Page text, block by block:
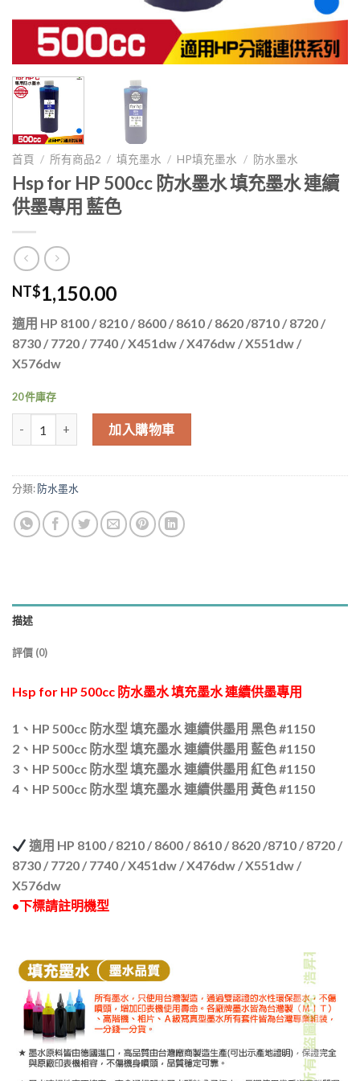
首頁 / 所有商品2 / 填充墨水 / HP填充墨水 / 防水墨水
Hsp for HP 500cc 防水墨水 填充墨水 連續
供墨專用 藍色
NT$1,150.00
適用 HP 8100 / 8210 / 8600 / 8610 / 8620 /8710 / 8720 /
8730 / 7720 / 7740 / X451dw / X476dw / X551dw /
X576dw
20 件庫存
Hsp for HP 500cc 防水墨水 填充墨水 連續供墨專用 藍色 數量
加入購物車
分類: 防水墨水
描述
評價 (0)
Hsp for HP 500cc 防水墨水 填充墨水 連續供墨專用
1、HP 500cc 防水型 填充墨水 連續供墨用 黑色 #1150
2、HP 500cc 防水型 填充墨水 連續供墨用 藍色 #1150
3、HP 500cc 防水型 填充墨水 連續供墨用 紅色 #1150
4、HP 500cc 防水型 填充墨水 連續供墨用 黃色 #1150
適用 HP 8100 / 8210 / 8600 / 8610 / 8620 /8710 / 8720 /
8730 / 7720 / 7740 / X451dw / X476dw / X551dw /
X576dw
•下標請註明機型